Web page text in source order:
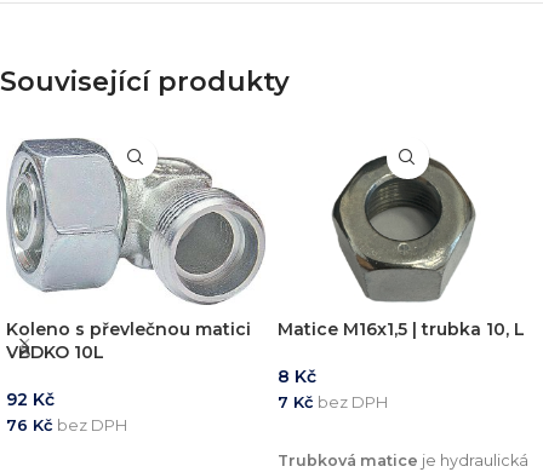
Související produkty
Koleno s převlečnou matici
VBDKO 10L
92 Kč
76 Kč bez DPH
Matice M16x1,5 | trubka 10, L
8 Kč
7 Kč bez DPH
Trubková matice je hydraulická